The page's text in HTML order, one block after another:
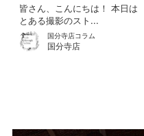
皆さん、こんにちは！ 本日は
とある撮影のスト...
国分寺店コラム
国分寺店